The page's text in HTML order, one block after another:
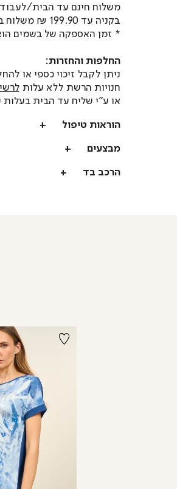
הוראות טיפול
מבצעים
הרכב בד
משלוח חינם עד הבית/לעבודה
בקניה עד 199.90 ₪ משלוח בעלות של 19.90 ₪
* זמן האספקה של בשמים הוא עד 10
החלפות והחזרות:
חנויות הרשת ללא עלות
או ע"י שליח עד הבית בעלות של